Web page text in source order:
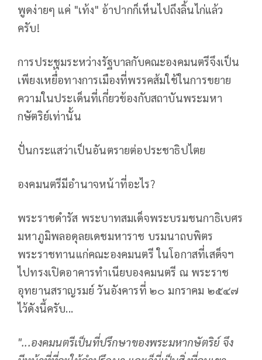
พูดง่ายๆ แค่ "เท้ง" อ้าปากก็เห็นไปถึงลิ้นไก่แล้ว
ครับ!
การประชุมระหว่างรัฐบาลกับคณะองคมนตรีจึงเป็น
เพียงเหยื่้อทางการเมืองที่พรรคส้มใช้ในการขยาย
ความในประเด็นที่เกี่ยวข้องกับสถาบันพระมหา
กษัตริย์เท่านั้น
ปั่นกระแสว่าเป็นอันตรายต่อประชาธิปไตย
องคมนตรีมีอำนาจหน้าที่อะไร?
พระราชดำรัส พระบาทสมเด็จพระบรมชนกาธิเบศร
มหาภูมิพลอดุลยเดชมหาราช บรมนาถบพิตร
พระราชทานแก่คณะองคมนตรี ในโอกาสที่เสด็จฯ
ไปทรงเปิดอาคารทำเนียบองคมนตรี ณ พระราช
อุทยานสราญรมย์ วันอังคารที่ ๒๐ มกราคม ๒๕๔๗
ไว้ดังนี้ครับ...
"...องคมนตรีเป็นที่ปรึกษาของพระมหากษัตริย์ จึง